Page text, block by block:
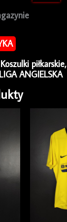
Koszulki piłkarskie,
LIGA ANGIELSKA